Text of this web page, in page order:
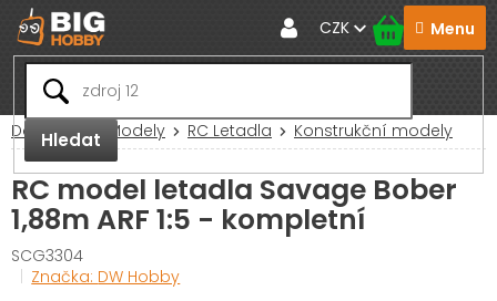
Přejít
na
obsah
Hledat
CZK
Domů RC Modely RC Letadla Konstrukční modely
RC model letadla Savage Bober
1,88m ARF 1:5 - kompletní
SCG3304
Značka: DW Hobby